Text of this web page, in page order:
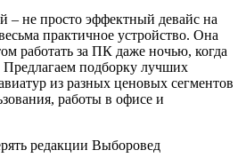
– не просто эффектный девайс на
практичное устройство. Она
работать за ПК даже ночью, когда
Предлагаем подборку лучших
из разных ценовых сегментов
работы в офисе и
редакции Выборовед